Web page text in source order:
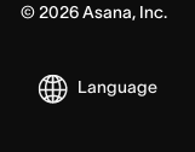
© 2026Asana, Inc.
Language